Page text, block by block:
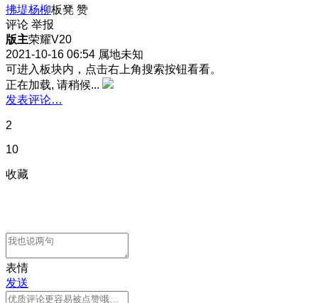
拂堤杨柳板凳 赞
评论 举报
版主荣耀V20
2021-10-16 06:54 属地未知
可进入板块内，点击右上角搜索按钮看看。
正在加载, 请稍候...
发表评论…
2
10
收藏
表情
发送